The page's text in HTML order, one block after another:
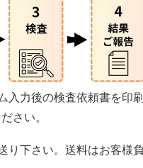
入力後の検査依頼書を印
さい。
り下さい。送料はお客様